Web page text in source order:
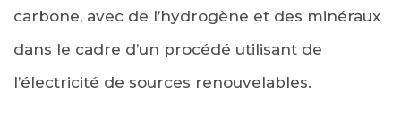
carbone, avec de l’hydrogène et des minéraux
dans le cadre d’un procédé utilisant de
l’électricité de sources renouvelables.